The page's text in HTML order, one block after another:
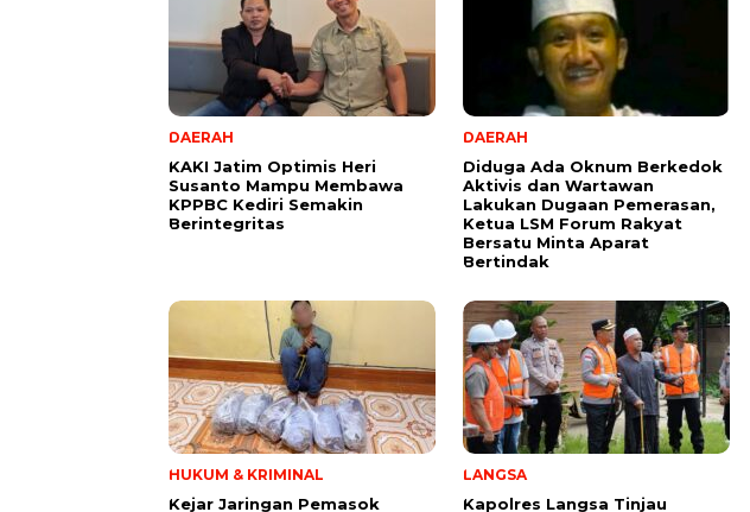
DAERAH
KAKI Jatim Optimis Heri
Susanto Mampu Membawa
KPPBC Kediri Semakin
Berintegritas
DAERAH
Diduga Ada Oknum Berkedok
Aktivis dan Wartawan
Lakukan Dugaan Pemerasan,
Ketua LSM Forum Rakyat
Bersatu Minta Aparat
Bertindak
HUKUM & KRIMINAL
Kejar Jaringan Pemasok
LANGSA
Kapolres Langsa Tinjau